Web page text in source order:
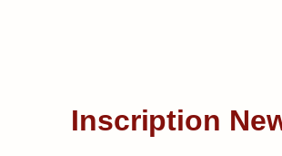
Inscription